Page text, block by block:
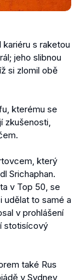
s raketou
jeho slibnou
si zlomil obě
kterému se
zkušenosti,
který
Srichaphan.
v Top 50, se
udělat to samé a
v prohlášení
stotisícový
také Rus
v Sydney